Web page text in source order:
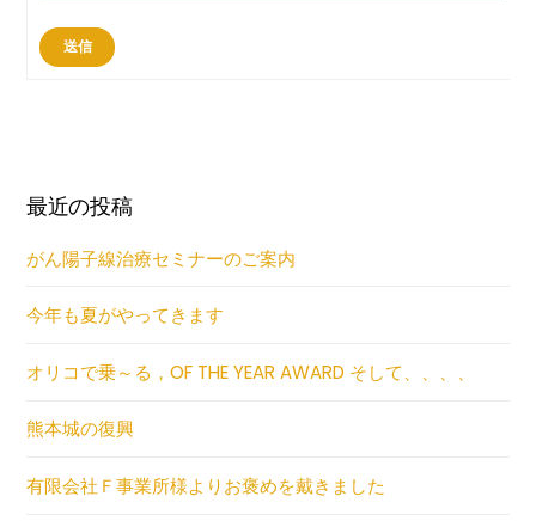
送信
最近の投稿
がん陽子線治療セミナーのご案内
今年も夏がやってきます
オリコで乗～る，OF THE YEAR AWARD そして、、、、
熊本城の復興
有限会社Ｆ事業所様よりお褒めを戴きました